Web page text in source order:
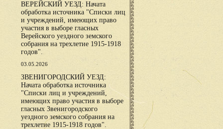
ВЕРЕЙСКИЙ УЕЗД: Начата
обработка источника "Списки лиц
и учреждений, имеющих право
участия в выборе гласных
Верейского уездного земского
собрания на трехлетие 1915-1918
годов".
03.05.2026
ЗВЕНИГОРОДСКИЙ УЕЗД:
Начата обработка источника
"Списки лиц и учреждений,
имеющих право участия в выборе
гласных Звенигородского
уездного земского собрания на
трехлетие 1915-1918 годов".